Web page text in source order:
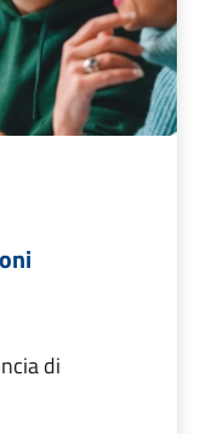
di